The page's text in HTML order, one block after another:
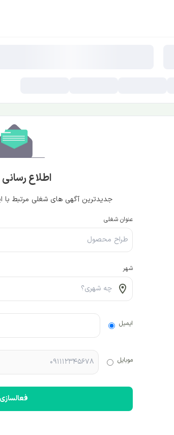
اطلاع
جدیدترین آگهی های شغلی مرتبط با
عنوان شغلی
شهر
ایمیل
موبایل
فعالسازی